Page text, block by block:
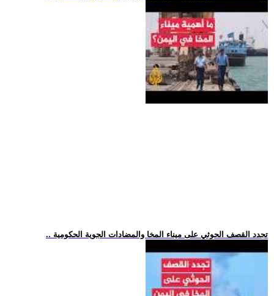
.. تجدد القصف الحوثي على ميناء المخا والمضادات الجوية الحكومية